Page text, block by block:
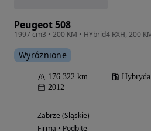
Peugeot 508
Wyróżnione
176 322 km Hybryda
2012
Zabrze (Śląskie)
Firma • Podbite